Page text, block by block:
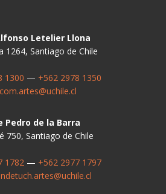
Letelier Llona
1264, Santiago de Chile
1300 — +562 2978 1350
Pedro de la Barra
750, Santiago de Chile
1782— +562 2977 1797